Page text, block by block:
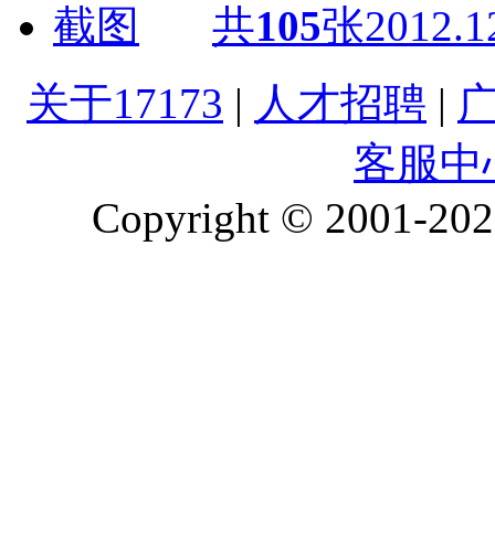
共105张
关于17173 | 人才招聘 |
客服中
Copyright © 2001-